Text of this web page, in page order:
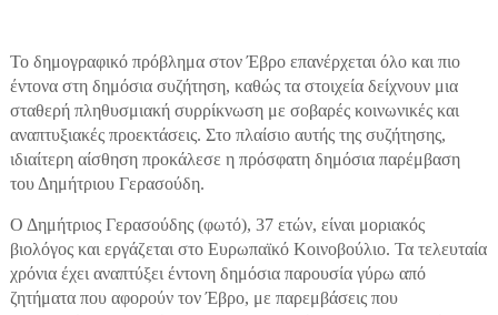
Το δημογραφικό πρόβλημα στον Έβρο επανέρχεται όλο και πιο
έντονα στη δημόσια συζήτηση, καθώς τα στοιχεία δείχνουν μια
σταθερή πληθυσμιακή συρρίκνωση με σοβαρές κοινωνικές και
αναπτυξιακές προεκτάσεις. Στο πλαίσιο αυτής της συζήτησης,
ιδιαίτερη αίσθηση προκάλεσε η πρόσφατη δημόσια παρέμβαση
του Δημήτριου Γερασούδη.
Ο Δημήτριος Γερασούδης (φωτό), 37 ετών, είναι μοριακός
βιολόγος και εργάζεται στο Ευρωπαϊκό Κοινοβούλιο. Τα τελευταία
χρόνια έχει αναπτύξει έντονη δημόσια παρουσία γύρω από
ζητήματα που αφορούν τον Έβρο, με παρεμβάσεις που